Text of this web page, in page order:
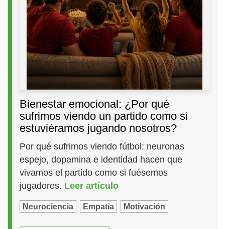
Bienestar emocional: ¿Por qué
sufrimos viendo un partido como si
estuviéramos jugando nosotros?
Por qué sufrimos viendo fútbol: neuronas
espejo, dopamina e identidad hacen que
vivamos el partido como si fuésemos
jugadores. Leer artículo
Neurociencia Empatía Motivación